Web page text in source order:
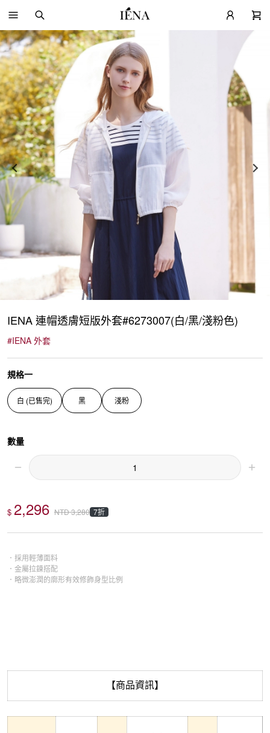
IENA 連帽透膚短版外套#6273007(白/黑/淺粉色)
#IENA 外套
規格一
白 (已售完) 黑 淺粉
數量
$ 2,296 NTD3,280 7折
．採用輕薄面料
．金屬拉鍊搭配
．略微澎潤的廓形有效修飾身型比例
【商品資訊】